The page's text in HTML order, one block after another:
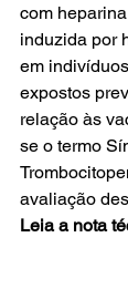
com
induzida por
em
expostos
relação às
se o termo
avaliação
Leia a nota